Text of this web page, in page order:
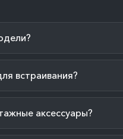
встраивания?
аксессуары?